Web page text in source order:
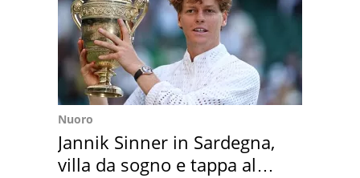
Nuoro
Jannik Sinner in Sardegna,
villa da sogno e tappa al